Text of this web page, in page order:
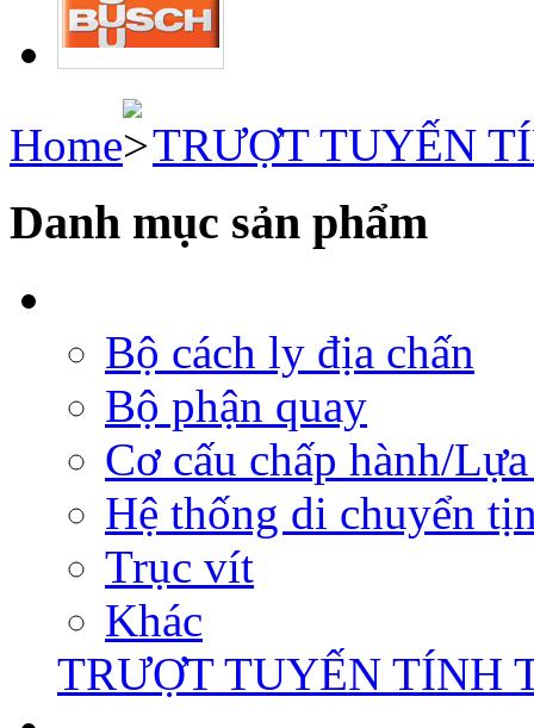
Home TRƯỢT TUYẾN
Danh mục sản phẩm
Bộ cách ly địa chấn
Bộ phận quay
Cơ cấu chấp hành/
Hệ thống di chuyển
Trục vít
Khác
TRƯỢT TUYẾN TÍNH